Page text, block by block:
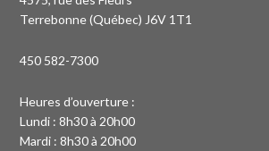
Terrebonne (Québec) J6V 1T1
450 582-7300
Heures d’ouverture :
Lundi : 8h30 à 20h00
Mardi : 8h30 à 20h00